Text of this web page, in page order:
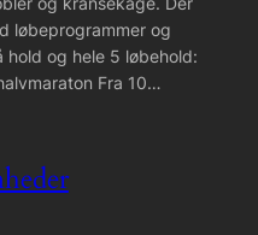
løbeprogrammer og
og hele 5 løbehold:
Fra 10…